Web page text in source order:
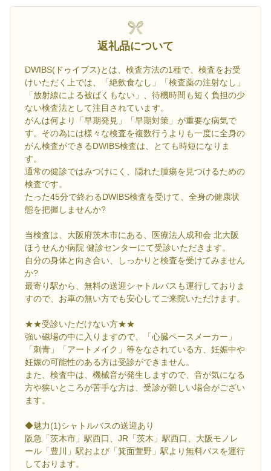
返礼品について
DWIBS(ドゥイブス)とは、検査方法の1種で、検査をお受
けいただく上では、「絶飲食なし」「検査薬の注射なし」
「放射線による被ばくもない」、待機時間も短く負担の少
ない検査法として注目されています。
がんは何より「早期発見」「早期対策」が重要な病気で
す。その為には様々な検査を複数行うよりも一度に全身の
がん検査ができるDWIBS検査は、とても時短になりま
す。
通常の健診ではみつけにく、隠れた腫瘍を見つけるための
検査です。
たった45分で終わるDWIBS検査を受けて、全身の健康状
態を把握しませんか?
当検査は、大阪府茨木市にある、医療法人成和会 北大阪
ほうせんか病院 健診センターにて受診いただきます。
自分の身体と向き合い、しっかりと検査を受けてみません
か?
最寄り駅から、無料の送迎シャトルバスも運行しておりま
すので、お車の無い方でも安心してご来院いただけます。
★★受診いただけない方★★
強い磁場の中に入りますので、「心臓ペースメーカー」
「刺青」「アートメイク」等をなされている方、妊娠中や
妊娠の可能性のある方は受診ができません。
また、検査中は、機械音が発生しますので、音が気になる
方や狭いところが苦手な方は、受診が難しい場合がござい
ます。
◆魅力(1)シャトルバスの送迎あり
阪急「茨木市」駅西口、JR「茨木」駅西口、大阪モノレ
ール「豊川」駅および「箕面萱野」駅より無料バスを運行
しております。